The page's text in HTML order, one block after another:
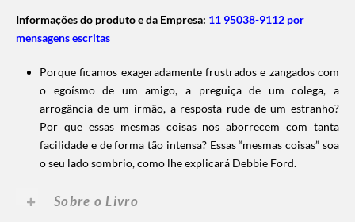
Informações do produto e da Empresa: 11 95038-9112 por
mensagens escritas
Porque ficamos exageradamente frustrados e zangados com
o egoísmo de um amigo, a preguiça de um colega, a
arrogância de um irmão, a resposta rude de um estranho?
Por que essas mesmas coisas nos aborrecem com tanta
facilidade e de forma tão intensa? Essas “mesmas coisas” soa
o seu lado sombrio, como lhe explicará Debbie Ford.
Sobre o Livro